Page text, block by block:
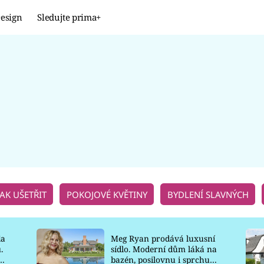
Sledujte prima+
UŠETŘIT POKOJOVÉ KVĚTINY BYDLENÍ SLAVNÝCH
Meg Ryan prodává luxusní
sídlo. Moderní dům láká na
bazén, posilovnu i sprchu